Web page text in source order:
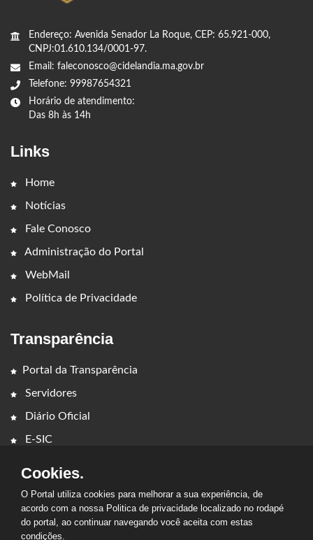
Endereço: Avenida Senador La Roque, CEP: 65.921-000,
CNPJ:01.610.134/0001-97.
Email: faleconosco@cidelandia.ma.gov.br
Telefone: 99987654321
Horário de atendimento:
Das 8h às 14h
Links
Home
Notícias
Fale Conosco
Administração do Portal
WebMail
Política de Privacidade
Transparência
Portal da Transparência
Servidores
Diário Oficial
E-SIC
Cookies.
O Portal utiliza cookies para melhorar a sua experiência, de
acordo com a nossa Politica de privacidade localizado no rodapé
do portal, ao continuar navegando você aceita com estas
condições.
2026 - PREFEITURA MUNICIPAL DE CIDELÂNDIA. Todos os